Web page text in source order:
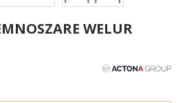
WELUR